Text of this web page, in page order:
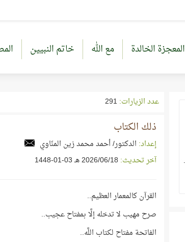
المعجزة الخالدة مع الله خاتم النبيين
عدد الزيارات:
ذلك الكتاب
إعداد: الدكتور/ أحمد محمد زين المنّاوي
آخر تحديث: 18‏/06‏/2026 هـ 03-01-1448
القرآن كالمعمار العظيم..
صرح مهيب لا تدخله إلَّا بمفتاح عجيب..
الفاتحة مفتاح لكتاب اللَّه..